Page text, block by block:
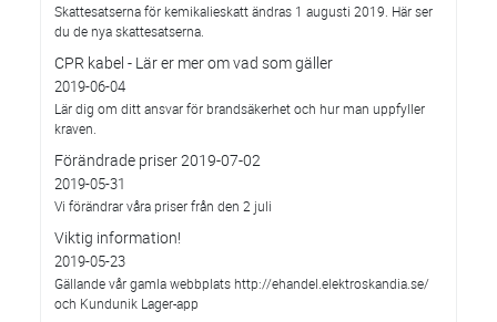
Skattesatserna för kemikalieskatt ändras 1 augusti 2019. Här ser
du de nya skattesatserna.
CPR kabel - Lär er mer om vad som gäller
2019-06-04
Lär dig om ditt ansvar för brandsäkerhet och hur man uppfyller
kraven.
Förändrade priser 2019-07-02
2019-05-31
Vi förändrar våra priser från den 2 juli
Viktig information!
2019-05-23
Gällande vår gamla webbplats http://ehandel.elektroskandia.se/
och Kundunik Lager-app